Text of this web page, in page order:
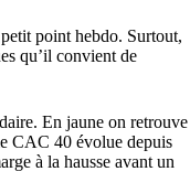
point hebdo. Surtout,
qu’il convient de
En jaune on retrouve
CAC 40 évolue depuis
à la hausse avant un